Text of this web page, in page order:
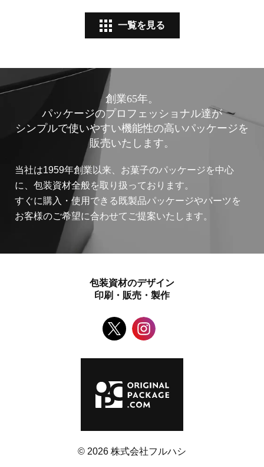
一覧を見る
創業65年。
パッケージのプロフェッショナル達が
シンプルで使いやすい機能性の高いパッケージを
販売いたします。
当社は1959年創業以来、お菓子のパッケージを中心
に、包装資材全般を取り扱っております。
すぐに購入・使用できる既製品パッケージやパーツを
お客様のご希望に合わせてご提案いたします。
包装資材のデザイン
印刷・販売・製作
© 2026 株式会社フルハシ